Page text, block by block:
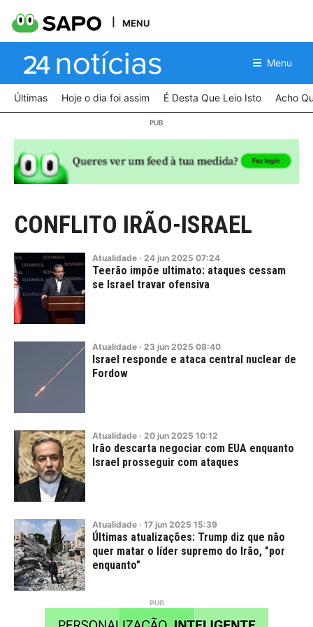
MENU
Menu
Últimas Hoje o dia foi assim É Desta Que Leio Isto Acho
CONFLITO IRÃO-ISRAEL
Atualidade · 24 jun 2025 07:24
Teerão impõe ultimato: ataques cessam
se Israel travar ofensiva
Atualidade · 23 jun 2025 08:40
Israel responde e ataca central nuclear de
Fordow
Atualidade · 20 jun 2025 10:12
Irão descarta negociar com EUA enquanto
Israel prosseguir com ataques
Atualidade · 17 jun 2025 15:39
Últimas atualizações: Trump diz que não
quer matar o líder supremo do Irão, "por
enquanto"